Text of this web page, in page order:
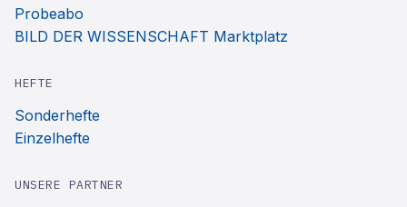
Probeabo
BILD DER WISSENSCHAFT Marktplatz
HEFTE
Sonderhefte
Einzelhefte
UNSERE PARTNER